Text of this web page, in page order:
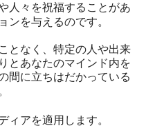
人々を祝福することがあ
ンを与えるのです。
となく、特定の人や出来
とあなたのマインド内を
間に立ちはだかっている
ィアを適用します。